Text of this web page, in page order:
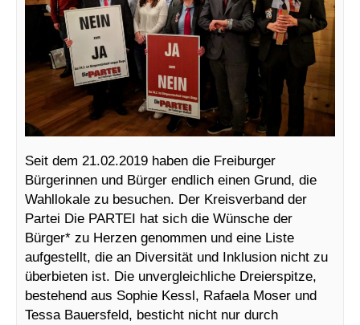
Seit dem 21.02.2019 haben die Freiburger
Bürgerinnen und Bürger endlich einen Grund, die
Wahllokale zu besuchen. Der Kreisverband der
Partei Die PARTEI hat sich die Wünsche der
Bürger* zu Herzen genommen und eine Liste
aufgestellt, die an Diversität und Inklusion nicht zu
überbieten ist. Die unvergleichliche Dreierspitze,
bestehend aus Sophie Kessl, Rafaela Moser und
Tessa Bauersfeld, besticht nicht nur durch